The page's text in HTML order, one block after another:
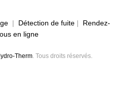
| Détection de fuite | Rendez-
en ligne
Therm. Tous droits réservés.